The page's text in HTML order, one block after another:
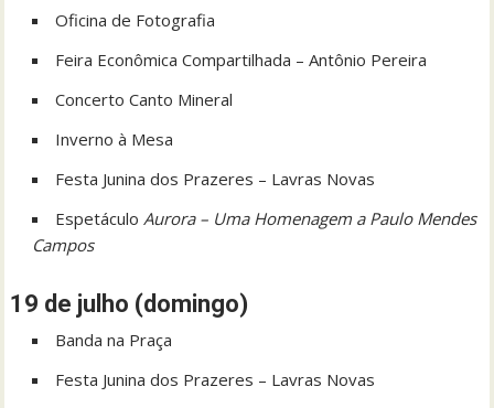
Oficina de Fotografia
Feira Econômica Compartilhada – Antônio Pereira
Concerto Canto Mineral
Inverno à Mesa
Festa Junina dos Prazeres – Lavras Novas
EspetáculoAurora – Uma Homenagem a Paulo Mendes
Campos
19 de julho (domingo)
Banda na Praça
Festa Junina dos Prazeres – Lavras Novas